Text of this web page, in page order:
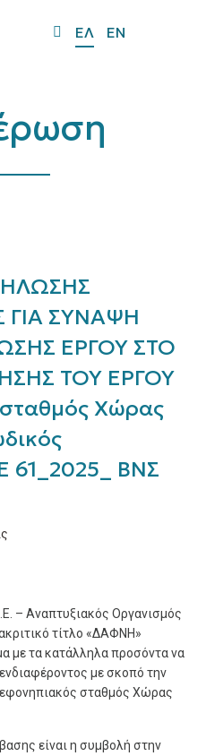
ΕΛ EN
ΣΥΝΑΨΗ
ΕΡΓΟΥ ΣΤΟ
ΤΟΥ ΕΡΓΟΥ
Χώρας
61_2025_ ΒΝΣ
– Αναπτυξιακός Οργανισμός
τίτλο «ΔΑΦΝΗ»
με τα κατάλληλα προσόντα να
με σκοπό την
σταθμός Χώρας
είναι η συμβολή στην